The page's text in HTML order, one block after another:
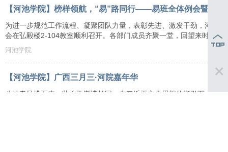
【河池学院】榜样领航，“易”路同行——易班全体例会暨先进
为进一步规范工作流程、凝聚团队力量，表彰先进、激发干劲，河池
会在弘毅楼2-104教室顺利召开。各部门成员齐聚一堂，回望来时路，
河池学院
【河池学院】广西三月三·河院嘉年华
八桂春风拂面来，壮乡歌潮满校园。在习近平文化思想的指引下，我